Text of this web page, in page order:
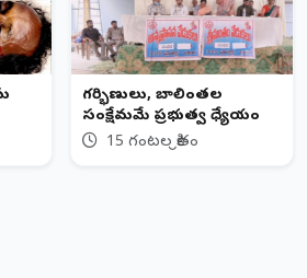
గర్భిణులు, బాలింతల
సంక్షేమమే ప్రభుత్వ ధ్యేయం
15 గంటల క్రితం